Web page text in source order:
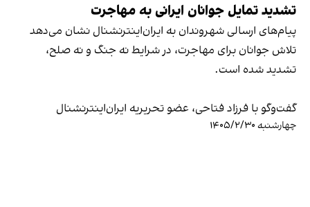
تشدید تمایل جوانان ایرانی به مهاجرت
پیام‌های ارسالی شهروندان به ایران‌اینترنشنال نشان می‌دهد
تلاش جوانان برای مهاجرت، در شرایط نه جنگ و نه صلح،
تشدید شده است.
گفت‌وگو با فرزاد فتاحی، عضو تحریریه ایران‌اینترنشنال
چهارشنبه ۱۴۰۵/۲/۳۰